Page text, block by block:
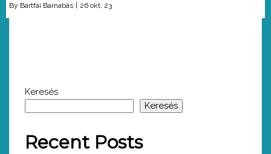
By Bártfai Barnabás | 26 okt, 23
Keresés
Keresés
Recent Posts